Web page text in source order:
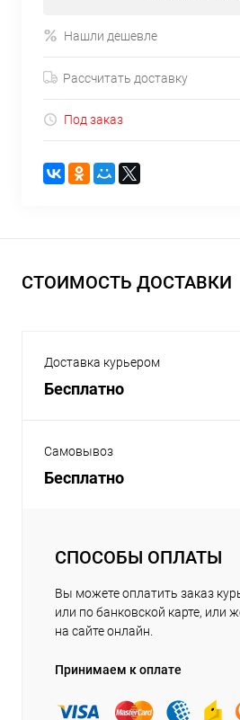
Нашли дешевле
Рассчитать доставку
Под заказ
СТОИМОСТЬ ДОСТАВКИ
Доставка курьером
Бесплатно
Самовывоз
Бесплатно
СПОСОБЫ ОПЛАТЫ
Вы можете оплатить заказ
или по банковской карте, или
на сайте онлайн.
Принимаем к оплате